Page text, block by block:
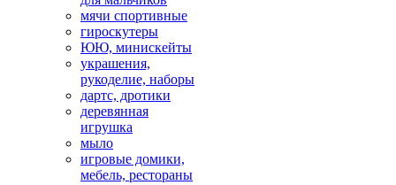
мячи спортивные
гироскутеры
ЮЮ, минискейты
украшения,
рукоделие, наборы
дартс, дротики
деревянная
игрушка
мыло
игровые домики,
мебель, рестораны